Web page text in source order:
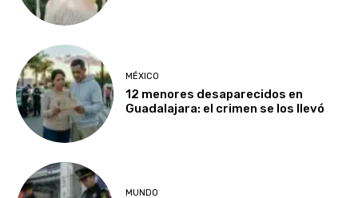
MÉXICO
12 menores desaparecidos en
Guadalajara: el crimen se los llevó
MUNDO